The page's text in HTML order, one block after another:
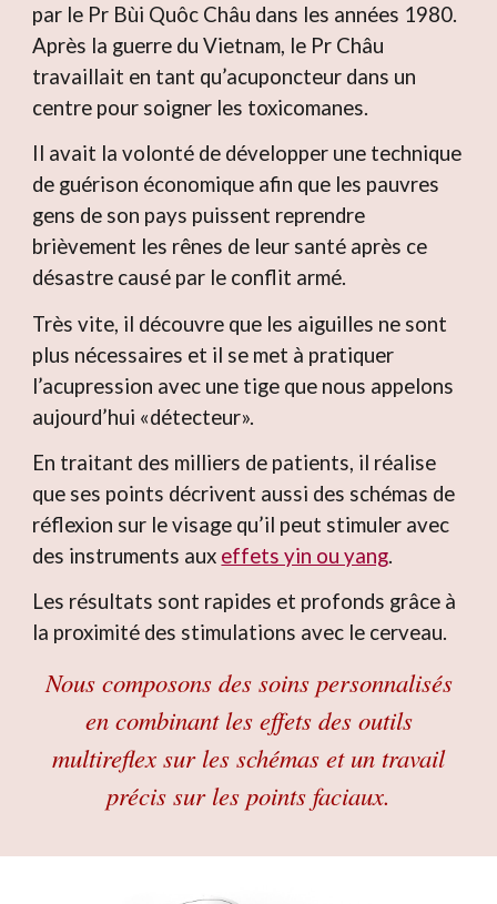
par le Pr Bùi Quôc Châu dans les années 1980.
Après la guerre du Vietnam, le Pr Châu
travaillait en tant qu’acuponcteur dans un
centre pour soigner les toxicomanes.
Il avait la volonté de développer une technique
de guérison économique afin que les pauvres
gens de son pays puissent reprendre
brièvement les rênes de leur santé après ce
désastre causé par le conflit armé.
Très vite, il découvre que les aiguilles ne sont
plus nécessaires et il se met à pratiquer
l’acupression avec une tige que nous appelons
aujourd’hui «détecteur».
En traitant des milliers de patients, il réalise
que ses points décrivent aussi des schémas de
réflexion sur le visage qu’il peut stimuler avec
des instruments aux effets yin ou yang.
Les résultats sont rapides et profonds grâce à
la proximité des stimulations avec le cerveau.
Nous composons des soins personnalisés
en combinant les effets des outils
multireflex sur les schémas et un travail
précis sur les points faciaux.